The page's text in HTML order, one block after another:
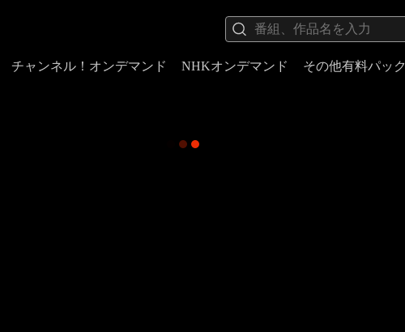
チャンネル！オンデマンド NHKオンデマンド その他有料パック